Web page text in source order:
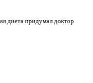
диета придумал доктор